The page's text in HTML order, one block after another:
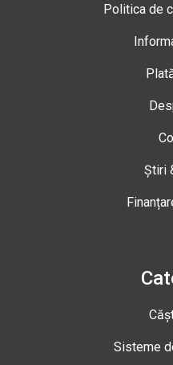
Politica de
Știri
Sisteme